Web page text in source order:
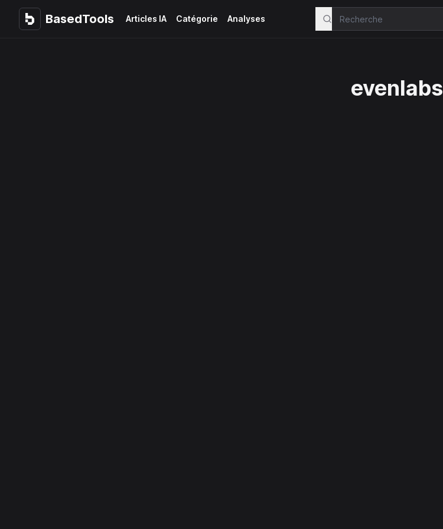
BasedTools
BasedTools Articles IA Catégorie Analyses
evenlabs